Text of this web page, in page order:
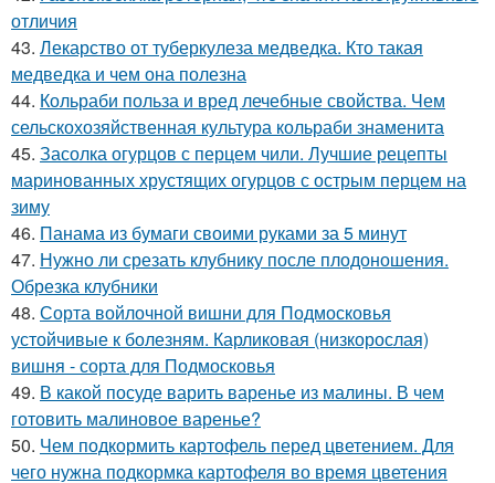
отличия
43. Лекарство от туберкулеза медведка. Кто такая
медведка и чем она полезна
44. Кольраби польза и вред лечебные свойства. Чем
сельскохозяйственная культура кольраби знаменита
45. Засолка огурцов с перцем чили. Лучшие рецепты
маринованных хрустящих огурцов с острым перцем на
зиму
46. Панама из бумаги своими руками за 5 минут
47. Нужно ли срезать клубнику после плодоношения.
Обрезка клубники
48. Сорта войлочной вишни для Подмосковья
устойчивые к болезням. Карликовая (низкорослая)
вишня - сорта для Подмосковья
49. В какой посуде варить варенье из малины. В чем
готовить малиновое варенье?
50. Чем подкормить картофель перед цветением. Для
чего нужна подкормка картофеля во время цветения